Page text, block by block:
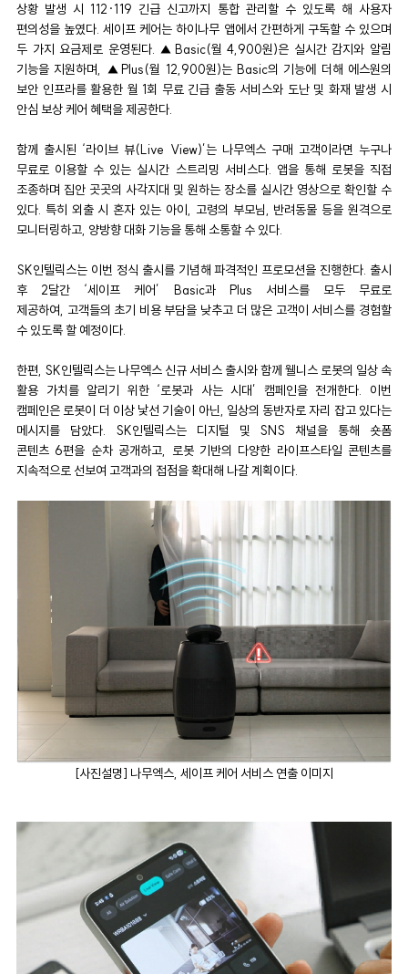
상황 발생 시 112·119 긴급 신고까지 통합 관리할 수 있도록 해 사용자
편의성을 높였다. 세이프 케어는 하이나무 앱에서 간편하게 구독할 수 있으며
두 가지 요금제로 운영된다. ▲Basic(월 4,900원)은 실시간 감지와 알림
기능을 지원하며, ▲Plus(월 12,900원)는 Basic의 기능에 더해 에스원의
보안 인프라를 활용한 월 1회 무료 긴급 출동 서비스와 도난 및 화재 발생 시
안심 보상 케어 혜택을 제공한다.
함께 출시된 ‘라이브 뷰(Live View)’는 나무엑스 구매 고객이라면 누구나
무료로 이용할 수 있는 실시간 스트리밍 서비스다. 앱을 통해 로봇을 직접
조종하며 집안 곳곳의 사각지대 및 원하는 장소를 실시간 영상으로 확인할 수
있다. 특히 외출 시 혼자 있는 아이, 고령의 부모님, 반려동물 등을 원격으로
모니터링하고, 양방향 대화 기능을 통해 소통할 수 있다.
SK인텔릭스는 이번 정식 출시를 기념해 파격적인 프로모션을 진행한다. 출시
후 2달간 ‘세이프 케어’ Basic과 Plus 서비스를 모두 무료로
제공하여, 고객들의 초기 비용 부담을 낮추고 더 많은 고객이 서비스를 경험할
수 있도록 할 예정이다.
한편, SK인텔릭스는 나무엑스 신규 서비스 출시와 함께 웰니스 로봇의 일상 속
활용 가치를 알리기 위한 ‘로봇과 사는 시대’ 캠페인을 전개한다. 이번
캠페인은 로봇이 더 이상 낯선 기술이 아닌, 일상의 동반자로 자리 잡고 있다는
메시지를 담았다. SK인텔릭스는 디지털 및 SNS 채널을 통해 숏폼
콘텐츠 6편을 순차 공개하고, 로봇 기반의 다양한 라이프스타일 콘텐츠를
지속적으로 선보여 고객과의 접점을 확대해 나갈 계획이다.
[사진설명] 나무엑스, 세이프 케어 서비스 연출 이미지